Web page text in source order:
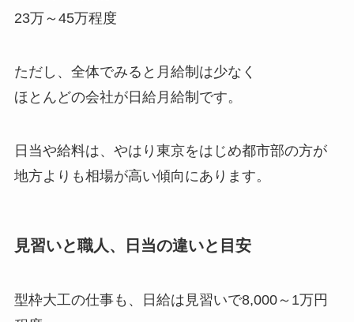
23万～45万程度
ただし、全体でみると月給制は少なく
ほとんどの会社が日給月給制です。
日当や給料は、やはり東京をはじめ都市部の方が
地方よりも相場が高い傾向にあります。
見習いと職人、日当の違いと目安
型枠大工の仕事も、日給は見習いで8,000～1万円